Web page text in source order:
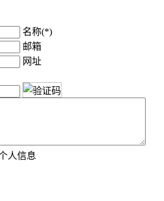
名称(*)
邮箱
网址
人信息